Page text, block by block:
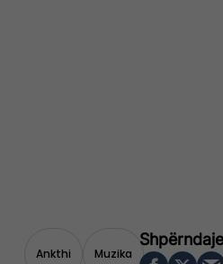
Ankthi Muzika